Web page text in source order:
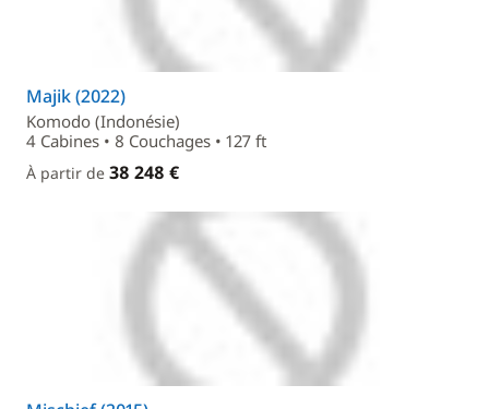
Majik (2022)
Komodo (Indonésie)
4 Cabines • 8 Couchages • 127 ft
À partir de 38 248 €